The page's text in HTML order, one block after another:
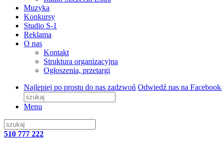
Muzyka
Konkursy
Studio S-1
Reklama
O nas
Kontakt
Struktura organizacyjna
Ogłoszenia, przetargi
Najlepiej po prostu do nas zadzwoń Odwiedź nas na
Menu
510 777 222